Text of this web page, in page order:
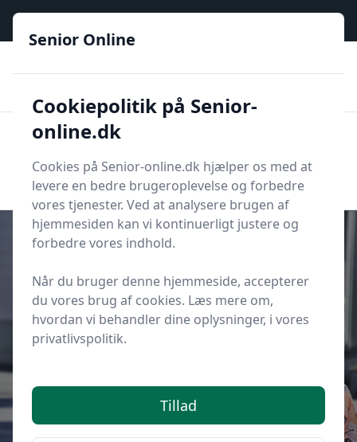
Søg
Udgivet iOplevelser
Er afbudsrejser sydpå en god
mulighed for seniorer?
Senior Online
Cookiepolitik på Senior-
online.dk
Cookies på Senior-online.dk hjælper os med at
levere en bedre brugeroplevelse og forbedre
vores tjenester. Ved at analysere brugen af
hjemmesiden kan vi kontinuerligt justere og
forbedre vores indhold.
Når du bruger denne hjemmeside, accepterer
du vores brug af cookies. Læs mere om,
hvordan vi behandler dine oplysninger, i vores
privatlivspolitik.
Tillad